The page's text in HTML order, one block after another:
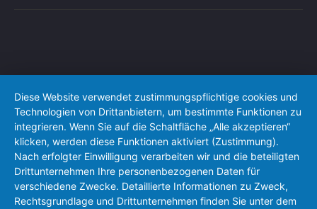
Diese Website verwendet zustimmungspflichtige cookies und
Technologien von Drittanbietern, um bestimmte Funktionen zu
integrieren. Wenn Sie auf die Schaltfläche „Alle akzeptieren“
klicken, werden diese Funktionen aktiviert (Zustimmung).
Nach erfolgter Einwilligung verarbeiten wir und die beteiligten
Drittunternehmen Ihre personenbezogenen Daten für
verschiedene Zwecke. Detaillierte Informationen zu Zweck,
Rechtsgrundlage und Drittunternehmen finden Sie unter dem